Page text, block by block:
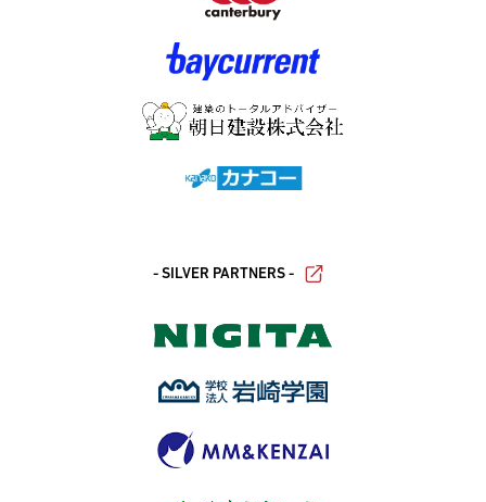
- SILVER PARTNERS -